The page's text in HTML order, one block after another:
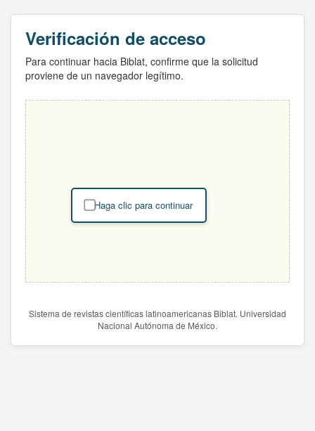
Verificación de acceso
Para continuar hacia Biblat, confirme que la solicitud
proviene de un navegador legítimo.
Haga clic para continuar
Sistema de revistas científicas latinoamericanas Biblat. Universidad
Nacional Autónoma de México.